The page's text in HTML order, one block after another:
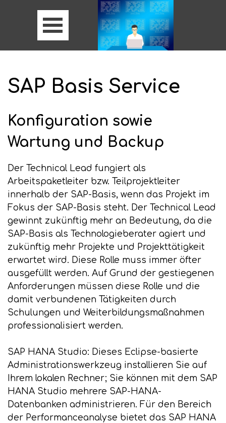
SAP Basis Service
Konfiguration sowie
Wartung und Backup
Der Technical Lead fungiert als
Arbeitspaketleiter bzw. Teilprojektleiter
innerhalb der SAP-Basis, wenn das Projekt im
Fokus der SAP-Basis steht. Der Technical Lead
gewinnt zukünftig mehr an Bedeutung, da die
SAP-Basis als Technologieberater agiert und
zukünftig mehr Projekte und Projekttätigkeit
erwartet wird. Diese Rolle muss immer öfter
ausgefüllt werden. Auf Grund der gestiegenen
Anforderungen müssen diese Rolle und die
damit verbundenen Tätigkeiten durch
Schulungen und Weiterbildungsmaßnahmen
professionalisiert werden.
SAP HANA Studio: Dieses Eclipse-basierte
Administrationswerkzeug installieren Sie auf
Ihrem lokalen Rechner; Sie können mit dem SAP
HANA Studio mehrere SAP-HANA-
Datenbanken administrieren. Für den Bereich
der Performanceanalyse bietet das SAP HANA